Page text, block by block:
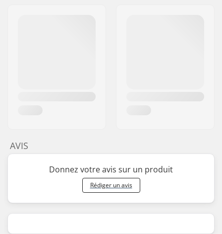
AVIS
Donnez votre avis sur un produit
Rédiger un avis